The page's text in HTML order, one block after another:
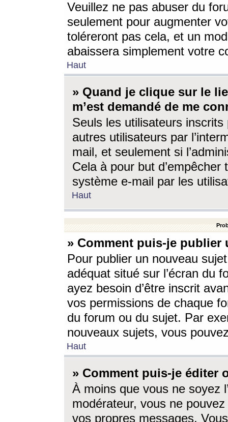
Veuillez ne pas abuser du
seulement pour augmenter
toléreront pas cela, et un
abaissera simplement votre
Haut
» Quand je clique sur le
m’est demandé de me
Seuls les utilisateurs
autres utilisateurs par
mail, et seulement si
Cela à pour but
système e-mail par les
Haut
» Comment puis-je
Pour publier un nouveau
adéquat situé sur l’écran du
ayez besoin d’être inscrit
vos permissions de chaque
du forum ou du sujet. Par
nouveaux sujets, vous
Haut
» Comment puis-je éditer
À moins que vous ne soyez
modérateur, vous ne
vos propres messages.